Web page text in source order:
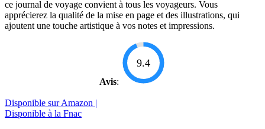
ce journal de voyage convient à tous les voyageurs. Vous
apprécierez la qualité de la mise en page et des illustrations, qui
ajoutent une touche artistique à vos notes et impressions.
Avis:
9.4
Disponible sur Amazon |
Disponible à la Fnac